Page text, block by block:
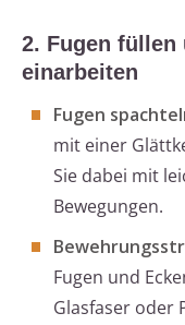
2. Fugen füllen
einarbeiten
Fugen
mit einer
Sie dabei mit
Bewegungen.
Fugen und
Glasfaser oder